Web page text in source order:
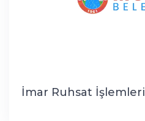
İmar Ruhsat İşlemleri